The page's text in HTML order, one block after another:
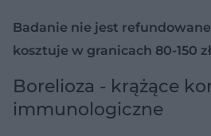
Badanie nie jest
kosztuje w granicach 80-150
Borelioza - krążące
immunologiczne